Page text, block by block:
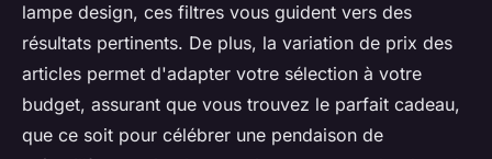
lampe design, ces filtres vous guident vers des
résultats pertinents. De plus, la variation de prix des
articles permet d'adapter votre sélection à votre
budget, assurant que vous trouvez le parfait cadeau,
que ce soit pour célébrer une pendaison de